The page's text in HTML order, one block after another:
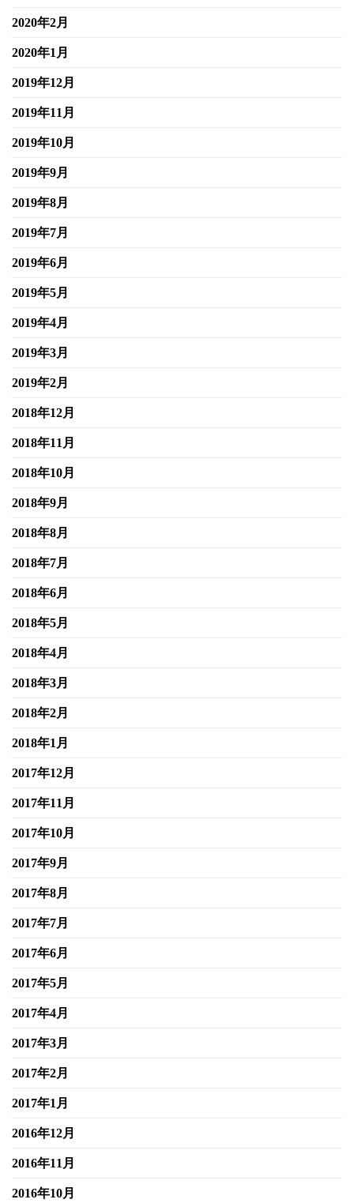
2020年2月
2020年1月
2019年12月
2019年11月
2019年10月
2019年9月
2019年8月
2019年7月
2019年6月
2019年5月
2019年4月
2019年3月
2019年2月
2018年12月
2018年11月
2018年10月
2018年9月
2018年8月
2018年7月
2018年6月
2018年5月
2018年4月
2018年3月
2018年2月
2018年1月
2017年12月
2017年11月
2017年10月
2017年9月
2017年8月
2017年7月
2017年6月
2017年5月
2017年4月
2017年3月
2017年2月
2017年1月
2016年12月
2016年11月
2016年10月